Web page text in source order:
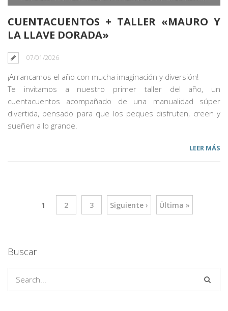
CUENTACUENTOS + TALLER «MAURO Y
LA LLAVE DORADA»
07/01/2026
¡Arrancamos el año con mucha imaginación y diversión!
Te invitamos a nuestro primer taller del año, un
cuentacuentos acompañado de una manualidad súper
divertida, pensado para que los peques disfruten, creen y
sueñen a lo grande.
LEER MÁS
1 2 3 Siguiente › Última »
Buscar